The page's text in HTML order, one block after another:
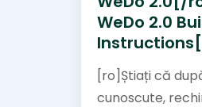
WeDo 2.0
[ro]Știați că
cunoscute,